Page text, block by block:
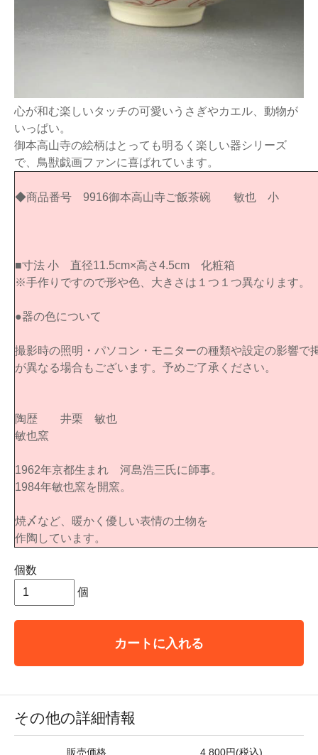
心が和む楽しいタッチの可愛いうさぎやカエル、動物が
いっぱい。
御本高山寺の絵柄はとっても明るく楽しい器シリーズ
で、鳥獣戯画ファンに喜ばれています。
◆商品番号 9916御本高山寺ご飯茶碗 敏也 小
■寸法 小 直径11.5cm×高さ4.5cm 化粧箱
※手作りですので形や色、大きさは１つ１つ異なります。
●器の色について
撮影時の照明・パソコン・モニターの種類や設定の影響で
が異なる場合もございます。予めご了承ください。
陶歴 井栗 敏也
敏也窯
1962年京都生まれ 河島浩三氏に師事。
1984年敏也窯を開窯。
焼〆など、暖かく優しい表情の土物を
作陶しています。
個数
個
カートに入れる
その他の詳細情報
販売価格 4,800円(税込)